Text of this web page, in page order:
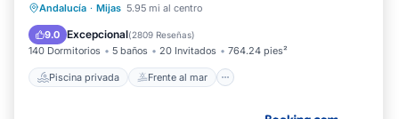
Andalucía · Mijas 5.95 mi al centro
9.0 Excepcional(2809 Reseñas)
140 Dormitorios 5 baños 20 Invitados 764.24 pies²
Piscina privada Frente al mar
Bañera de hidromasaje
Estación de carga para vehículos eléctricos